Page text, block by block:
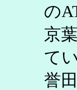
の
京
て
誉